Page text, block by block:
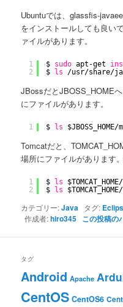
Ubuntuでは、glassfis-
をインストールしても良い
ァイルがあります。
1
2
$ sudo apt-get
$
ls /usr/share/
JBossだとJBOSS_HOME
にファイルがあります。
1 $ ls $JBOSS_HOME/
Tomcatだと、
場所にファイルがあります
1
2
$ ls $TOMCAT_HOME
$
ls $TOMCAT_HOME
カテゴリー:Java タグ:
作成者:hiro345 この投稿の
タグ
Android Apache
CentOS CentOS6